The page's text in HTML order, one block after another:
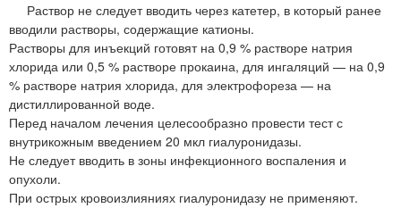
Раствор не следует вводить через катетер, в который ранее
вводили растворы, содержащие катионы.
Растворы для инъекций готовят на 0,9 % растворе натрия
хлорида или 0,5 % растворе прокаина, для ингаляций — на 0,9
% растворе натрия хлорида, для электрофореза — на
дистиллированной воде.
Перед началом лечения целесообразно провести тест с
внутрикожным введением 20 мкл гиалуронидазы.
Не следует вводить в зоны инфекционного воспаления и
опухоли.
При острых кровоизлияниях гиалуронидазу не применяют.